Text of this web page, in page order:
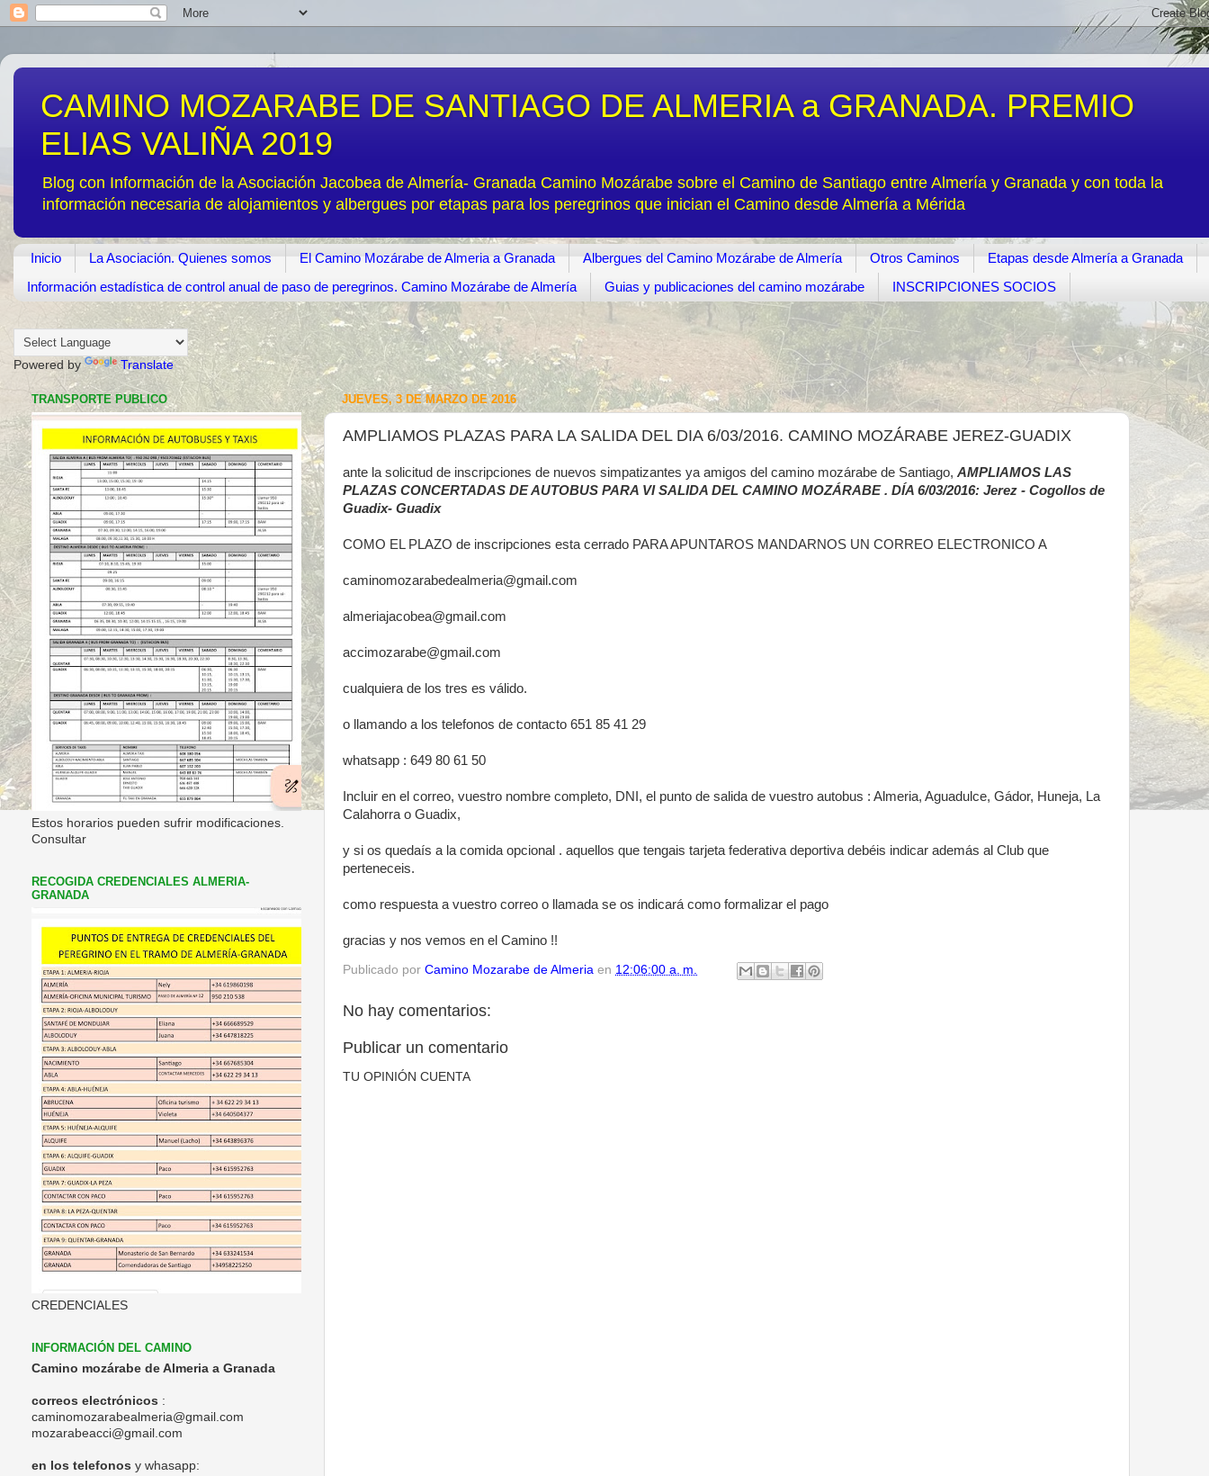
CAMINO MOZARABE DE SANTIAGO DE ALMERIA a GRANADA. PREMIO
ELIAS VALIÑA 2019
Blog con Información de la Asociación Jacobea de Almería- Granada Camino Mozárabe sobre el Camino de Santiago entre Almería y Granada y con toda la
información necesaria de alojamientos y albergues por etapas para los peregrinos que inician el Camino desde Almería a Mérida
Inicio La Asociación. Quienes somos El Camino Mozárabe de Almeria a Granada Albergues del Camino Mozárabe de Almería Otros Caminos
Etapas desde Almería a Granada
Información estadística de control anual de paso de peregrinos. Camino Mozárabe de Almería
Guias y publicaciones del camino mozárabe INSCRIPCIONES SOCIOS
Powered by Translate
JUEVES, 3 DE MARZO DE 2016
AMPLIAMOS PLAZAS PARA LA SALIDA DEL DIA 6/03/2016. CAMINO MOZÁRABE JEREZ-GUADIX
ante la solicitud de inscripciones de nuevos simpatizantes ya amigos del camino mozárabe de Santiago, AMPLIAMOS LAS
PLAZAS CONCERTADAS DE AUTOBUS PARA VI SALIDA DEL CAMINO MOZÁRABE . DÍA 6/03/2016: Jerez - Cogollos de
Guadix- Guadix
COMO EL PLAZO de inscripciones esta cerrado PARA APUNTAROS MANDARNOS UN CORREO ELECTRONICO A
caminomozarabedealmeria@gmail.com
almeriajacobea@gmail.com
accimozarabe@gmail.com
cualquiera de los tres es válido.
o llamando a los telefonos de contacto 651 85 41 29
whatsapp : 649 80 61 50
Incluir en el correo, vuestro nombre completo, DNI, el punto de salida de vuestro autobus : Almeria, Aguadulce, Gádor, Huneja, La
Calahorra o Guadix,
y si os quedaís a la comida opcional . aquellos que tengais tarjeta federativa deportiva debéis indicar además al Club que
perteneceis.
como respuesta a vuestro correo o llamada se os indicará como formalizar el pago
gracias y nos vemos en el Camino !!
Publicado por Camino Mozarabe de Almeria en 12:06:00 a. m.
No hay comentarios:
Publicar un comentario
TU OPINIÓN CUENTA
TRANSPORTE PUBLICO
Estos horarios pueden sufrir modificaciones.
Consultar
RECOGIDA CREDENCIALES ALMERIA-
GRANADA
CREDENCIALES
INFORMACIÓN DEL CAMINO
Camino mozárabe de Almeria a Granada
correos electrónicos :
caminomozarabealmeria@gmail.com
mozarabeacci@gmail.com
en los telefonos y whasapp: